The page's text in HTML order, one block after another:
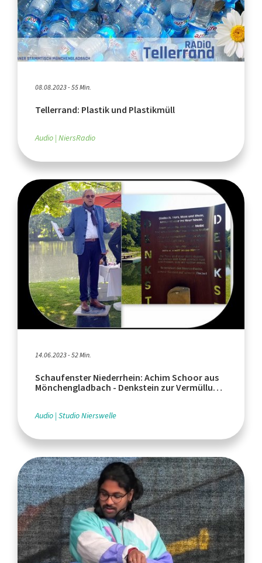
08.08.2023 - 55 Min.
Tellerrand: Plastik und Plastikmüll
Audio NiersRadio
14.06.2023 - 52 Min.
Schaufenster Niederrhein: Achim Schoor aus
Mönchengladbach - Denkstein zur Vermüllung
Audio Studio Nierswelle